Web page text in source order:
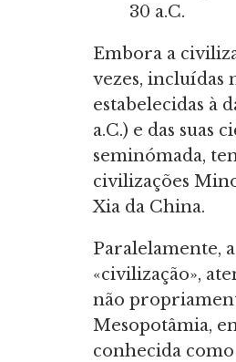
30 a.C.
Embora a
vezes, incluídas
estabelecidas à
a.C.) e das suas
seminómada,
civilizações
Xia da China.
Paralelamente,
«civilização»,
não
Mesopotâmia,
conhecida